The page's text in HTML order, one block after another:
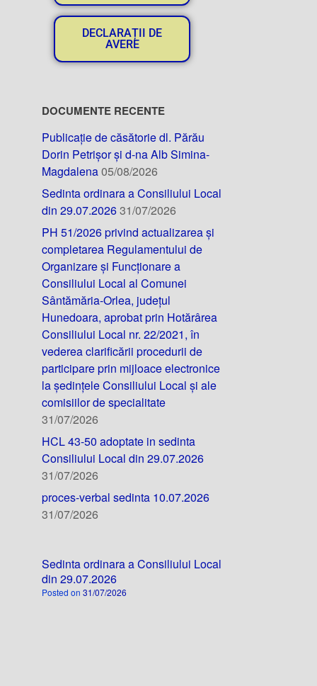
DECLARAȚII DE
AVERE
DOCUMENTE RECENTE
Publicație de căsătorie dl. Părău
Dorin Petrișor și d-na Alb Simina-
Magdalena05/08/2026
Sedinta ordinara a Consiliului Local
din 29.07.202631/07/2026
PH 51/2026 privind actualizarea și
completarea Regulamentului de
Organizare și Funcționare a
Consiliului Local al Comunei
Sântămăria-Orlea, județul
Hunedoara, aprobat prin Hotărârea
Consiliului Local nr. 22/2021, în
vederea clarificării procedurii de
participare prin mijloace electronice
la ședințele Consiliului Local și ale
comisiilor de specialitate
31/07/2026
HCL 43-50 adoptate in sedinta
Consiliului Local din 29.07.2026
31/07/2026
proces-verbal sedinta 10.07.2026
31/07/2026
Sedinta ordinara a Consiliului Local
din 29.07.2026
Posted on31/07/2026